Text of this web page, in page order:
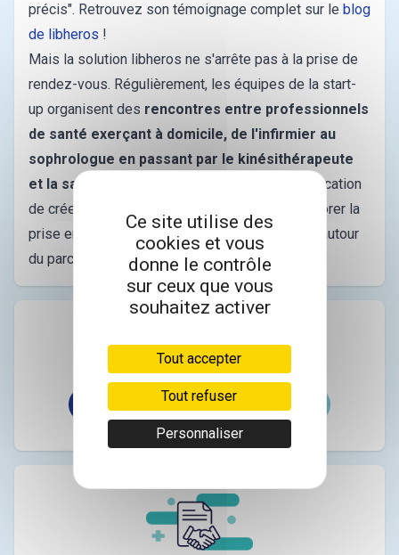
précis". Retrouvez son témoignage complet sur le blog
de libheros !
Mais la solution libheros ne s'arrête pas à la prise de
rendez-vous. Régulièrement, les équipes de la start-
up organisent des rencontres entre professionnels
de santé exerçant à domicile, de l'infirmier au
sophrologue en passant par le kinésithérapeute
et la sage-femme
. Ces rencontres ont pour vocation
de créer une communauté solidaire afin d'améliorer la
prise en charge du patient et la communication autour
du parcours de soin.
Partagez l’article à vos contacts
Ce site utilise des
cookies et vous
donne le contrôle
sur ceux que vous
souhaitez activer
Tout accepter
Tout refuser
Personnaliser